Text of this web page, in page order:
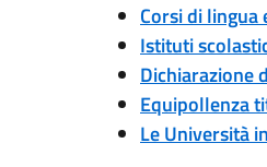
Corsi di
Istituti
Dichiarazione
Equipollenza
Le Università